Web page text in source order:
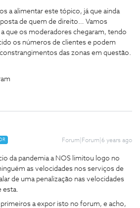
a alimentar este tópico, já que ainda
de quem de direito… Vamos
que os moderadores chegaram, tendo
os números de clientes e podem
das zonas em questão.
Forum|Forum|6 years ago
da pandemia a NOS limitou logo no
as velocidades nos serviços de
de uma penalização nas velocidades
esta.
a expor isto no forum, e acho,